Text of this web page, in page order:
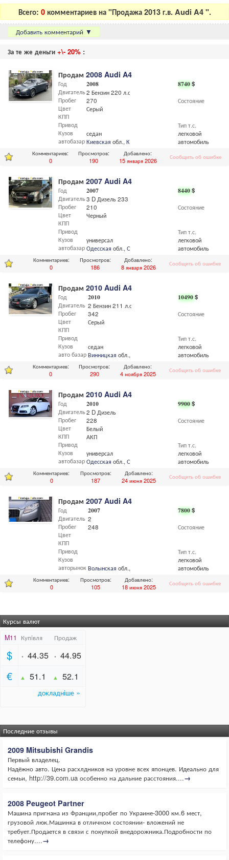
Всего: 0 комментариев на "Продажа 2013 г.в. Audi A4 ".
Добавить комментарий ▼
За те же деньги +\- 20% :
Продам 2008 Audi A4
8740$
Состояние
Тип т.с.
легковой
автомобиль
Год
Двигатель
Пробег
Цвет
КПП
Привод
Кузов
автобазар
2008
2 Бензин 220 л.с
270
Серый
седан
Киевская обл.,Киев
Комментариев:
0
Просмотров:
190
Добавлено:
15 января 2026
Сообщить об ошибке
Продам 2007 Audi A4
8440$
Состояние
Тип т.с.
легковой
автомобиль
Год
Двигатель
Пробег
Цвет
КПП
Привод
Кузов
автобазар
2007
3 D Дизель 233 л.с
210
Черный
универсал
Одесская обл.,Одесса
Комментариев:
0
Просмотров:
186
Добавлено:
8 января 2026
Сообщить об ошибке
Продам 2010 Audi A4
10490$
Состояние
Тип т.с.
легковой
автомобиль
Год
Двигатель
Пробег
Цвет
КПП
Привод
Кузов
авто базар
2010
2 Бензин 211 л.с
342
Серый
седан
Винницкая обл.,
Комментариев:
0
Просмотров:
290
Добавлено:
4 ноября 2025
Сообщить об ошибке
Продам 2010 Audi A4
9900$
Состояние
Тип т.с.
легковой
автомобиль
Год
Двигатель
Пробег
Цвет
КПП
Привод
Кузов
автобазар
2010
2 D Дизель
228
Белый
АКП
универсал
Одесская обл.,Одесса
Комментариев:
0
Просмотров:
187
Добавлено:
24 июня 2025
Сообщить об ошибке
Продам 2007 Audi A4
7800$
Состояние
Тип т.с.
легковой
автомобиль
Год
Двигатель
Пробег
Цвет
КПП
Привод
Кузов
авторынок
2007
2
248
Волынская обл.,
Комментариев:
0
Просмотров:
105
Добавлено:
18 июня 2025
Сообщить об ошибке
Курсы валют
Последние отзывы
2009 Mitsubishi Grandis
Первый владелец.
Надёжно авто. Цена расхлдников на уровне всех японцев. Идеально для
семьи, http://39.com.ua особенно на дальние расстояния....→
2008 Peugeot Partner
Машина пригнана из Франции,пробег по Украине-3000 км.6 мест,
грузовой люк.Машинка в отличном состоянии- вложений не
требует.Продается в связи с покупкой внедорожника.Подробности по
телефону....→